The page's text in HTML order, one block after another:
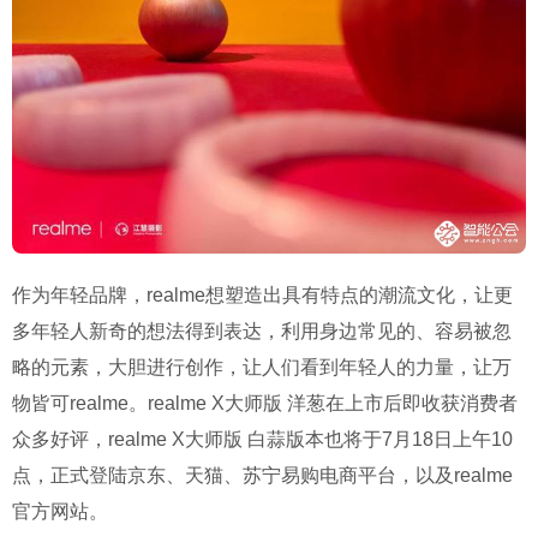
作为年轻品牌，realme想塑造出具有特点的潮流文化，让更
多年轻人新奇的想法得到表达，利用身边常见的、容易被忽
略的元素，大胆进行创作，让人们看到年轻人的力量，让万
物皆可realme。realme X大师版 洋葱在上市后即收获消费者
众多好评，realme X大师版 白蒜版本也将于7月18日上午10
点，正式登陆京东、天猫、苏宁易购电商平台，以及realme
官方网站。